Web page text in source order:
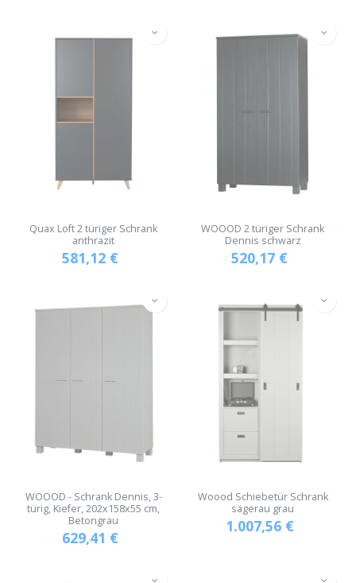
Quax Loft 2 türiger Schrank
anthrazit
581,12 €
WOOOD 2 türiger Schrank
Dennis schwarz
520,17 €
WOOOD - Schrank Dennis, 3-
türig, Kiefer, 202x158x55 cm,
Betongrau
629,41 €
Woood Schiebetür Schrank
sägerau grau
1.007,56€